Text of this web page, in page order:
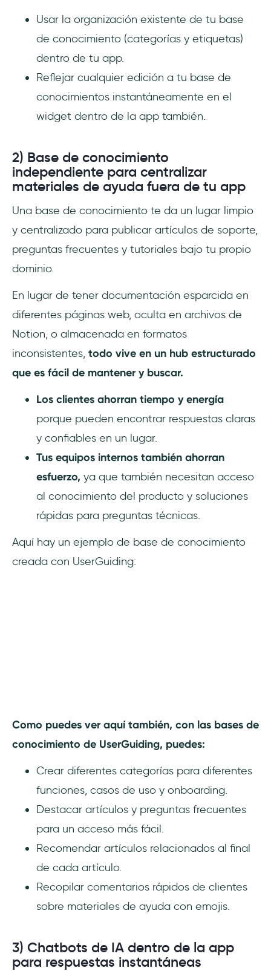
Usar la organización existente de tu base
de conocimiento (categorías y etiquetas)
dentro de tu app.
Reflejar cualquier edición a tu base de
conocimientos instantáneamente en el
widget dentro de la app también.
2) Base de conocimiento
independiente para centralizar
materiales de ayuda fuera de tu app
Una base de conocimiento te da un lugar limpio
y centralizado para publicar artículos de soporte,
preguntas frecuentes y tutoriales bajo tu propio
dominio.
En lugar de tener documentación esparcida en
diferentes páginas web, oculta en archivos de
Notion, o almacenada en formatos
inconsistentes, todo vive en un hub estructurado
que es fácil de mantener y buscar.
Los clientes ahorran tiempo y energía
porque pueden encontrar respuestas claras
y confiables en un lugar.
Tus equipos internos también ahorran
esfuerzo, ya que también necesitan acceso
al conocimiento del producto y soluciones
rápidas para preguntas técnicas.
Aquí hay un ejemplo de base de conocimiento
creada con UserGuiding:
Como puedes ver aquí también, con las bases de
conocimiento de UserGuiding, puedes:
Crear diferentes categorías para diferentes
funciones, casos de uso y onboarding.
Destacar artículos y preguntas frecuentes
para un acceso más fácil.
Recomendar artículos relacionados al final
de cada artículo.
Recopilar comentarios rápidos de clientes
sobre materiales de ayuda con emojis.
3) Chatbots de IA dentro de la app
para respuestas instantáneas